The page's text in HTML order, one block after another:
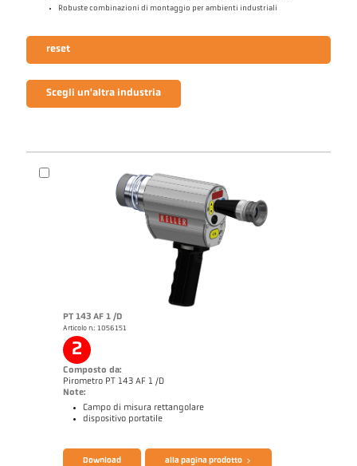
Robuste combinazioni di montaggio per ambienti industriali
reset
Scegli un'altra industria
PT 143 AF 1 /D
Articolo n.: 1056151
2
Composto da:
Pirometro PT 143 AF 1 /D
Note:
Campo di misura rettangolare
dispositivo portatile
Catalogo CellaPort PT
Download alla pagina prodotto